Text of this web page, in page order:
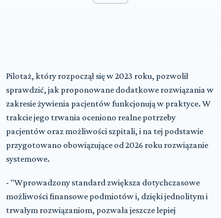
Pilotaż, który rozpoczął się w 2023 roku, pozwolił
sprawdzić, jak proponowane dodatkowe rozwiązania w
zakresie żywienia pacjentów funkcjonują w praktyce. W
trakcie jego trwania oceniono realne potrzeby
pacjentów oraz możliwości szpitali, i na tej podstawie
przygotowano obowiązujące od 2026 roku rozwiązanie
systemowe.
- "Wprowadzony standard zwiększa dotychczasowe
możliwości finansowe podmiotów i, dzięki jednolitym i
trwałym rozwiązaniom, pozwala jeszcze lepiej